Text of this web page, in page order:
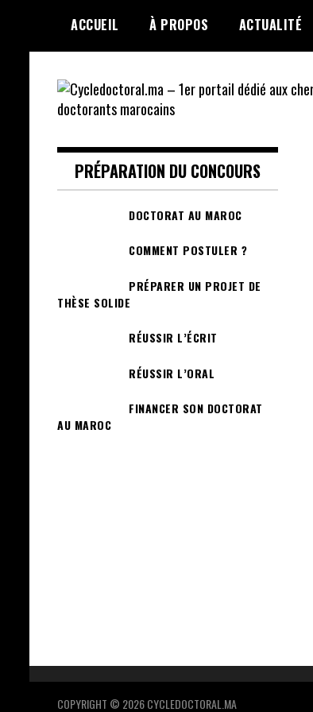
content
ACCUEIL À PROPOS ACTUALITÉ
Cycledoctoral.ma –
1er portail dédié
aux chercheurs et
doctorants
marocains
PRÉPARATION DU CONCOURS
DOCTORAT AU MAROC
COMMENT POSTULER ?
PRÉPARER UN PROJET DE
THÈSE SOLIDE
RÉUSSIR L’ÉCRIT
RÉUSSIR L’ORAL
FINANCER SON DOCTORAT
AU MAROC
COPYRIGHT © 2026 CYCLEDOCTORAL.MA